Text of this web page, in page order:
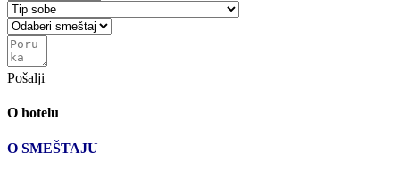
Pošalji
O hotelu
O SMEŠTAJU